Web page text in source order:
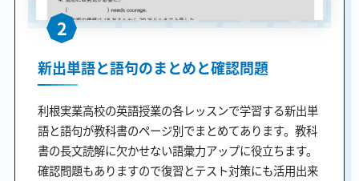
2
新出単語と語句のまとめと確認問題
利根実業高校の英語授業の各レッスンで学習する新出単
語と語句が教科書のページ別でまとめてあります。教科
書の長文読解に欠かせない語彙力アップに役立ちます。
確認問題もありますので復習とテスト対策にも活用出来